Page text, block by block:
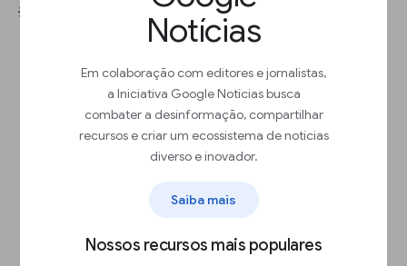
Notícias
Em colaboração com editores e jornalistas,
a Iniciativa Google Notícias busca
combater a desinformação, compartilhar
recursos e criar um ecossistema de notícias
diverso e inovador.
Saiba mais
Nossos recursos mais populares
💡Práticas recomendadas:
como oferecer uma promoção para
pessoas menos engajadas.
Ofereçaassinaturas diferentes.
Estime a receita média por usuário (ARPU)
pesquisando seu público: "Se você estiver
disposto a se inscrever, quanto pagaria